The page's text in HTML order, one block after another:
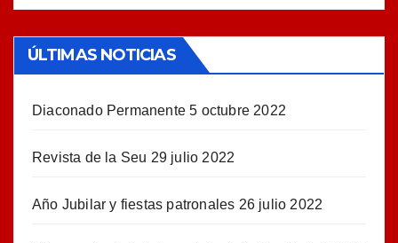
ÚLTIMAS NOTICIAS
Diaconado Permanente 5 octubre 2022
Revista de la Seu 29 julio 2022
Año Jubilar y fiestas patronales 26 julio 2022